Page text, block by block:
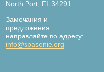
North Port, FL 34291
Замечания и
предложения
направляйте по адресу:
info@spasenie.org